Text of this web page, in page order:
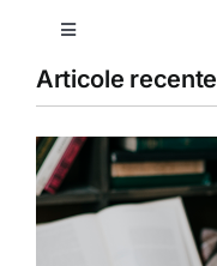
Toggle
Copii
Detoxifiere
Articole recente